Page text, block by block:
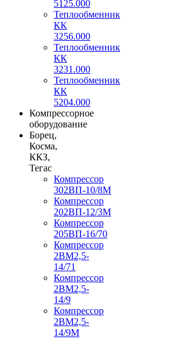
5125.000
Теплообменник
КК
3256.000
Теплообменник
КК
3231.000
Теплообменник
КК
5204.000
Компрессорное
оборудование
Борец,
Косма,
ККЗ,
Тегас
Компрессор
302ВП-10/8М
Компрессор
202ВП-12/3М
Компрессор
205ВП-16/70
Компрессор
2ВМ2,5-
14/71
Компрессор
2ВМ2,5-
14/9
Компрессор
2ВМ2,5-
14/9М